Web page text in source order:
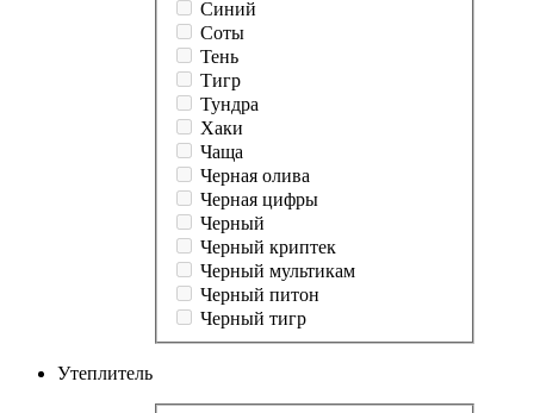
Синий
Соты
Тень
Тигр
Тундра
Хаки
Чаща
Черная олива
Черная цифры
Черный
Черный криптек
Черный мультикам
Черный питон
Черный тигр
Утеплитель